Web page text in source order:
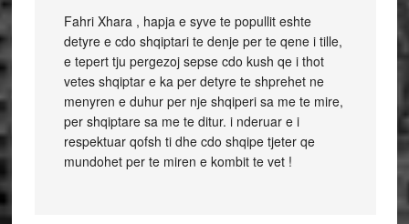
Fahri Xhara , hapja e syve te popullit eshte
detyre e cdo shqiptari te denje per te qene i tille,
e tepert tju pergezoj sepse cdo kush qe i thot
vetes shqiptar e ka per detyre te shprehet ne
menyren e duhur per nje shqiperi sa me te mire,
per shqiptare sa me te ditur. i nderuar e i
respektuar qofsh ti dhe cdo shqipe tjeter qe
mundohet per te miren e kombit te vet !